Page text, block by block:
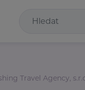
Travel Agency,